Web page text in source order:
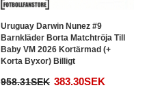
Uruguay Darwin Nunez #9
Barnkläder Borta Matchtröja Till
Baby VM 2026 Kortärmad (+
Korta Byxor) Billigt
958.31SEK 383.30SEK